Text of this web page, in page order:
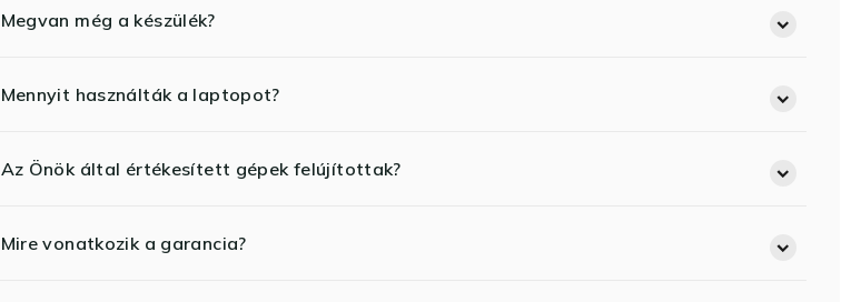
Megvan még a készülék?
Mennyit használták a laptopot?
Az Önök által értékesített gépek felújítottak?
Mire vonatkozik a garancia?